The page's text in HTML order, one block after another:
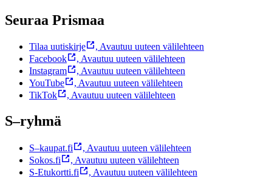
Seuraa Prismaa
Tilaa uutiskirje , Avautuu uuteen välilehteen
Facebook
, Avautuu uuteen välilehteen
Instagram
, Avautuu uuteen välilehteen
YouTube
, Avautuu uuteen välilehteen
TikTok
, Avautuu uuteen välilehteen
S–ryhmä
S–kaupat.fi , Avautuu uuteen välilehteen
Sokos.fi
, Avautuu uuteen välilehteen
S-Etukortti.fi
, Avautuu uuteen välilehteen